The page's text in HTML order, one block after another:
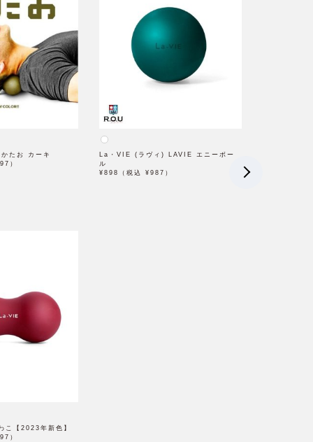
たお カーキ
）
La・VIE (ラヴィ) LAVIE エニーボー
ル
¥898（税込 ¥987）
こ【2023年新色】
）